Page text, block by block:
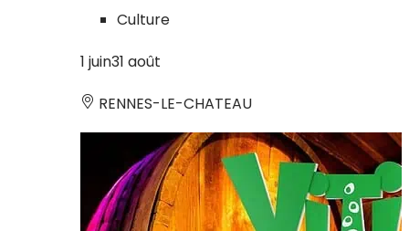
Culture
1 juin31 août
RENNES-LE-CHATEAU